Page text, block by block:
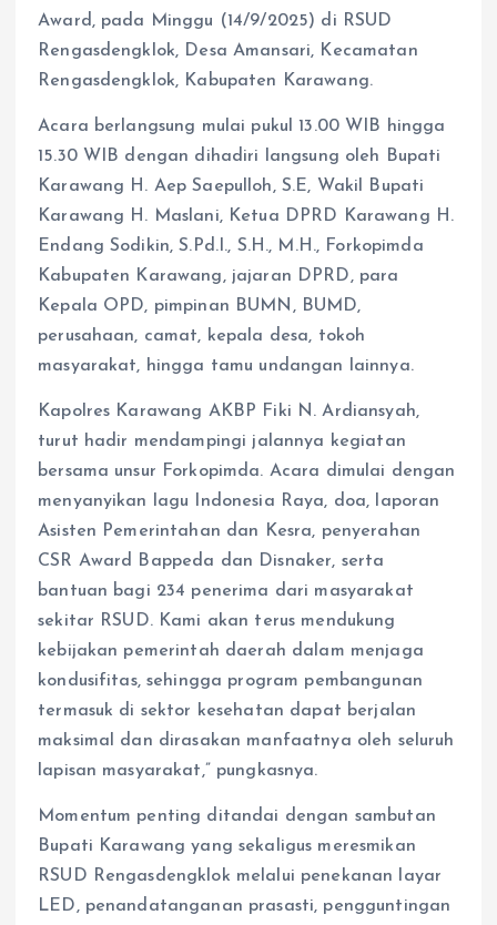
Award, pada Minggu (14/9/2025) di RSUD
Rengasdengklok, Desa Amansari, Kecamatan
Rengasdengklok, Kabupaten Karawang.
Acara berlangsung mulai pukul 13.00 WIB hingga
15.30 WIB dengan dihadiri langsung oleh Bupati
Karawang H. Aep Saepulloh, S.E, Wakil Bupati
Karawang H. Maslani, Ketua DPRD Karawang H.
Endang Sodikin, S.Pd.I., S.H., M.H., Forkopimda
Kabupaten Karawang, jajaran DPRD, para
Kepala OPD, pimpinan BUMN, BUMD,
perusahaan, camat, kepala desa, tokoh
masyarakat, hingga tamu undangan lainnya.
Kapolres Karawang AKBP Fiki N. Ardiansyah,
turut hadir mendampingi jalannya kegiatan
bersama unsur Forkopimda. Acara dimulai dengan
menyanyikan lagu Indonesia Raya, doa, laporan
Asisten Pemerintahan dan Kesra, penyerahan
CSR Award Bappeda dan Disnaker, serta
bantuan bagi 234 penerima dari masyarakat
sekitar RSUD. Kami akan terus mendukung
kebijakan pemerintah daerah dalam menjaga
kondusifitas, sehingga program pembangunan
termasuk di sektor kesehatan dapat berjalan
maksimal dan dirasakan manfaatnya oleh seluruh
lapisan masyarakat,” pungkasnya.
Momentum penting ditandai dengan sambutan
Bupati Karawang yang sekaligus meresmikan
RSUD Rengasdengklok melalui penekanan layar
LED, penandatanganan prasasti, pengguntingan